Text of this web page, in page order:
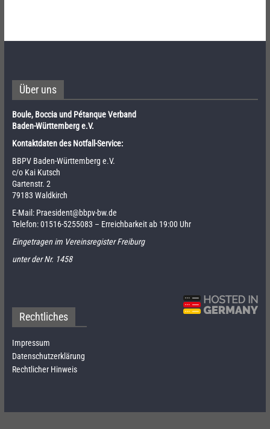
Über uns
Boule, Boccia und Pétanque Verband
Baden-Württemberg e.V.
Kontaktdaten des Notfall-Service:
BBPV Baden-Württemberg e.V.
c/o Kai Kutsch
Gartenstr. 2
79183 Waldkirch
E-Mail: Praesident@bbpv-bw.de
Telefon:01516-5255083 – Erreichbarkeit ab 19:00 Uhr
Eingetragen im Vereinsregister Freiburg
unter der Nr. 1458
Rechtliches
Impressum
Datenschutzerklärung
Rechtlicher Hinweis